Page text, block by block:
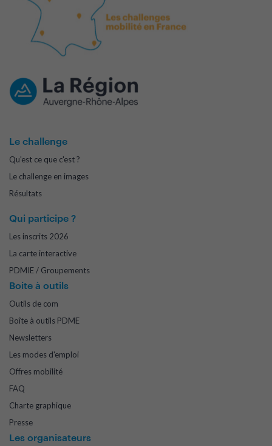
Le challenge
Qu'est ce que c'est ?
Le challenge en images
Résultats
Qui participe ?
Les inscrits 2026
La carte interactive
PDMIE / Groupements
Boite à outils
Outils de com
Boîte à outils PDME
Newsletters
Les modes d'emploi
Offres mobilité
FAQ
Charte graphique
Presse
Les organisateurs